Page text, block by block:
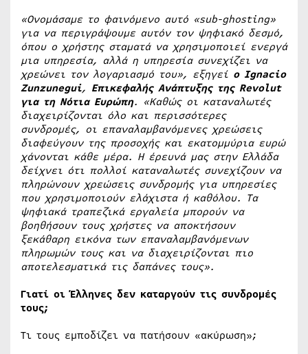
«Ονομάσαμε το φαινόμενο αυτό «sub-ghosting»
για να περιγράψουμε αυτόν τον ψηφιακό δεσμό,
όπου ο χρήστης σταματά να χρησιμοποιεί ενεργά
μια υπηρεσία, αλλά η υπηρεσία συνεχίζει να
χρεώνει τον λογαριασμό του», εξηγεί ο Ignacio
Zunzunegui, Επικεφαλής Ανάπτυξης της Revolut
για τη Νότια Ευρώπη. «Καθώς οι καταναλωτές
διαχειρίζονται όλο και περισσότερες
συνδρομές, οι επαναλαμβανόμενες χρεώσεις
διαφεύγουν της προσοχής και εκατομμύρια ευρώ
χάνονται κάθε μέρα. Η έρευνά μας στην Ελλάδα
δείχνει ότι πολλοί καταναλωτές συνεχίζουν να
πληρώνουν χρεώσεις συνδρομής για υπηρεσίες
που χρησιμοποιούν ελάχιστα ή καθόλου. Τα
ψηφιακά τραπεζικά εργαλεία μπορούν να
βοηθήσουν τους χρήστες να αποκτήσουν
ξεκάθαρη εικόνα των επαναλαμβανόμενων
πληρωμών τους και να διαχειρίζονται πιο
αποτελεσματικά τις δαπάνες τους».
Γιατί οι Έλληνες δεν καταργούν τις συνδρομές
τους;
Τι τους εμποδίζει να πατήσουν «ακύρωση»;